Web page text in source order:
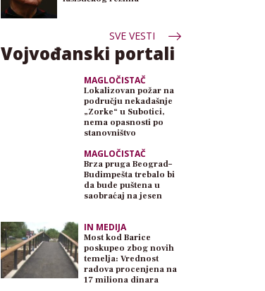
SVE VESTI
Vojvođanski portali
MAGLOČISTAČ
Lokalizovan požar na
području nekadašnje
„Zorke“ u Subotici,
nema opasnosti po
stanovništvo
MAGLOČISTAČ
Brza pruga Beograd–
Budimpešta trebalo bi
da bude puštena u
saobraćaj na jesen
IN MEDIJA
Most kod Barice
poskupeo zbog novih
temelja: Vrednost
radova procenjena na
17 miliona dinara